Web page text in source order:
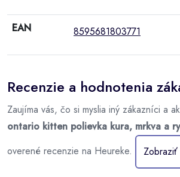
EAN 8595681803771
Recenzie a hodnotenia
Zaujíma vás, čo si myslia iný zákazníci a
ontario kitten polievka kura, mrkva a
overené recenzie na Heureke.